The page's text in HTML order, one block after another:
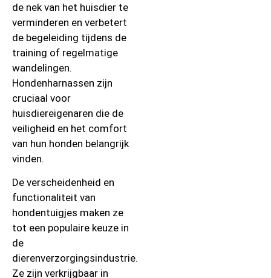
de nek van het huisdier te
verminderen en verbetert
de begeleiding tijdens de
training of regelmatige
wandelingen.
Hondenharnassen zijn
cruciaal voor
huisdiereigenaren die de
veiligheid en het comfort
van hun honden belangrijk
vinden.
De verscheidenheid en
functionaliteit van
hondentuigjes maken ze
tot een populaire keuze in
de
dierenverzorgingsindustrie.
Ze zijn verkrijgbaar in